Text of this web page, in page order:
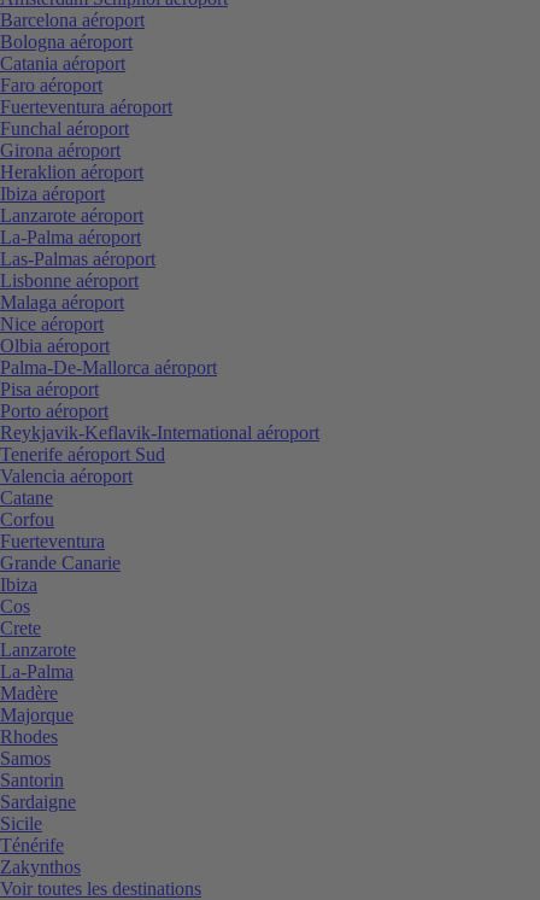
Barcelona aéroport
Bologna aéroport
Catania aéroport
Faro aéroport
Fuerteventura aéroport
Funchal aéroport
Girona aéroport
Heraklion aéroport
Ibiza aéroport
Lanzarote aéroport
La-Palma aéroport
Las-Palmas aéroport
Lisbonne aéroport
Malaga aéroport
Nice aéroport
Olbia aéroport
Palma-De-Mallorca aéroport
Pisa aéroport
Porto aéroport
Reykjavik-Keflavik-International aéroport
Tenerife aéroport Sud
Valencia aéroport
Catane
Corfou
Fuerteventura
Grande Canarie
Ibiza
Cos
Crete
Lanzarote
La-Palma
Madère
Majorque
Rhodes
Samos
Santorin
Sardaigne
Sicile
Ténérife
Zakynthos
Voir toutes les destinations